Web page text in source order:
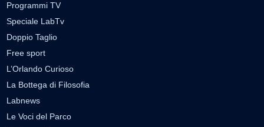
Programmi TV
Speciale LabTv
Doppio Taglio
Free sport
L’Orlando Curioso
La Bottega di Filosofia
Labnews
Le Voci del Parco